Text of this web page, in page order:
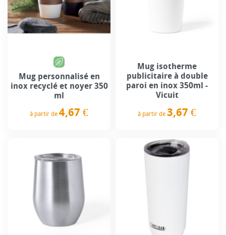
Mug personnalisé en
inox recyclé et noyer 350
ml
à partir de 4,67 €
Mug isotherme
publicitaire à double
paroi en inox 350ml -
Vicuit
à partir de 3,67 €